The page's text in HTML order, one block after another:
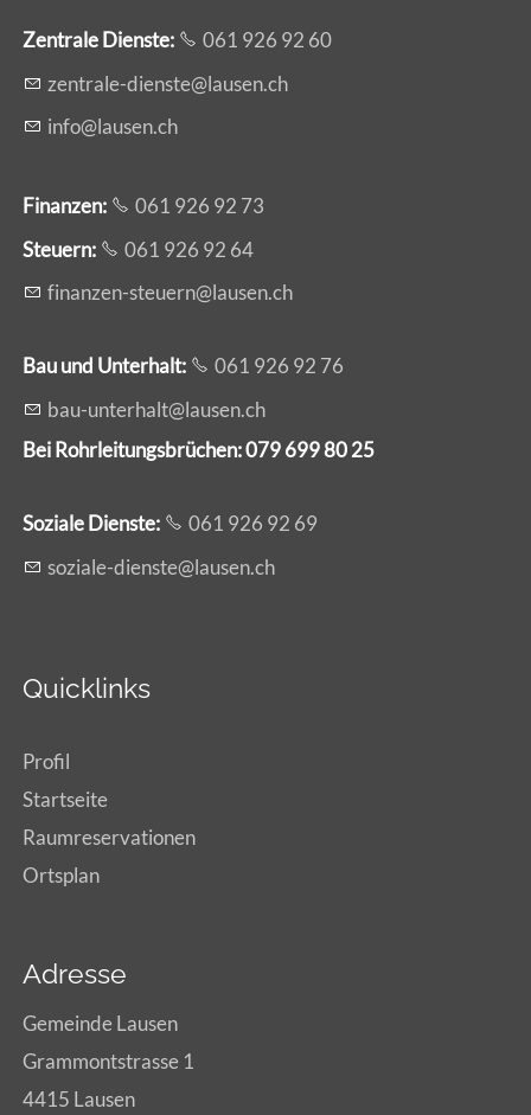
Zentrale Dienste:
061 926 92 60
z ntr l -d nst l s nch
nf
l s nch
Finanzen:
061 926 92 73
Steuern:
061 926 92 64
f n nz n-st rn l s nch
Bau und Unterhalt:
061 926 92 76
b
- nt rh lt l s nch
Bei Rohrleitungsbrüchen: 079 699 80 25
Soziale Dienste:
061 926 92 69
s z l -d nst l s nch
Quicklinks
Profil
Startseite
Raumreservationen
Ortsplan
Adresse
Gemeinde Lausen
Grammontstrasse 1
4415 Lausen